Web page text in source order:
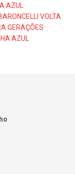
AZUL
VOLTA
GERAÇÕES
AZUL